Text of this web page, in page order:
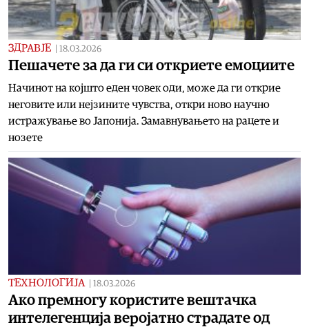
ЗДРАВЈЕ 18.03.2026
Пешачете за да ги си откриете емоциите
Начинот на којшто еден човек оди, може да ги открие
неговите или нејзините чувства, откри ново научно
истражување во Јапонија. Замавнувањето на рацете и
нозете
ТЕХНОЛОГИЈА 18.03.2026
Ако премногу користите вештачка
интелегенција веројатно страдате од